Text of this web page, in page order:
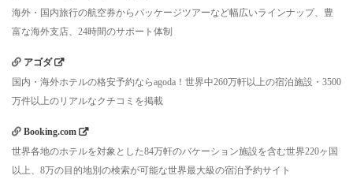
海外・国内旅行の航空券からパッケージツアーなど幅広いラインナップ、豊
富な海外支店、24時間のサポート体制
アゴダ
国内・海外ホテルの格安予約ならagoda！世界中260万軒以上の宿泊施設・3500
万件以上のリアルなクチコミを掲載
Booking.com
世界各地のホテルを対象とした84万軒のバケーション施設を含む世界220ヶ国
以上、8万の目的地別の検索が可能な世界最大級の宿泊予約サイト